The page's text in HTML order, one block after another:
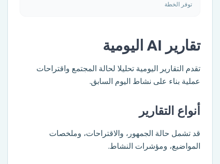
توفر الخطة
تقارير AI اليومية
تقدم التقارير اليومية تحليلا لحالة المجتمع واقتراحات
عملية بناء على نشاط اليوم السابق.
أنواع التقارير
قد تشمل حالة الجمهور، والاقتراحات، وملخصات
المواضيع، ومؤشرات النشاط.